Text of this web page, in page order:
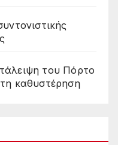
του Πόρτο
καθυστέρηση